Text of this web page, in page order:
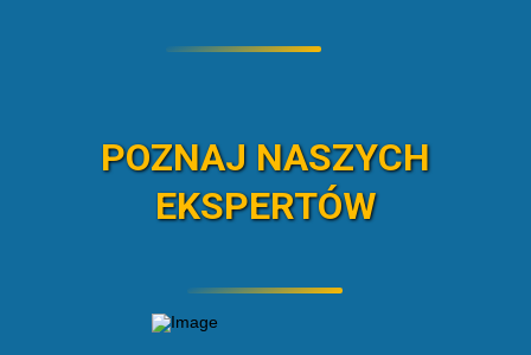
POZNAJ NASZYCH
EKSPERTÓW